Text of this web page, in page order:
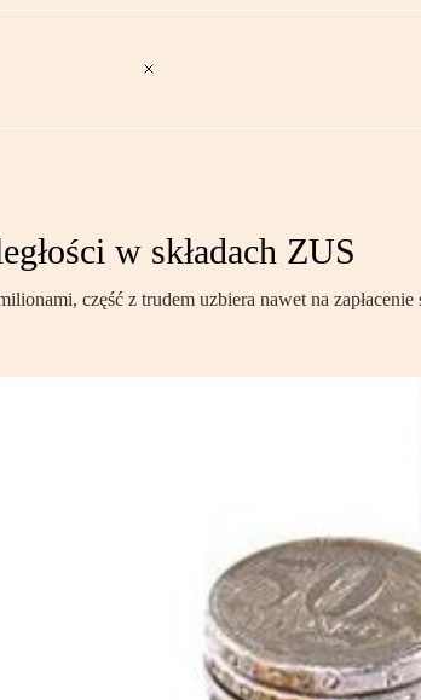
w składach ZUS
część z trudem uzbiera nawet na zapłacenie